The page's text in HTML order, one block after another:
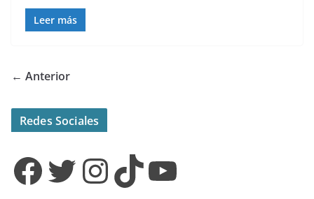
Leer más
← Anterior
Redes Sociales
Facebook Twitter InstagramTikTok YouTube